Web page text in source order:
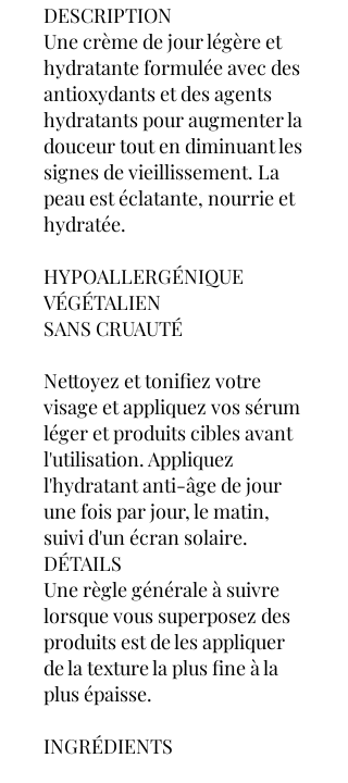
DESCRIPTION
Une crème de jour légère et
hydratante formulée avec des
antioxydants et des agents
hydratants pour augmenter la
douceur tout en diminuant les
signes de vieillissement. La
peau est éclatante, nourrie et
hydratée.
HYPOALLERGÉNIQUE
VÉGÉTALIEN
SANS CRUAUTÉ
Nettoyez et tonifiez votre
visage et appliquez vos sérum
léger et produits cibles avant
l'utilisation. Appliquez
l'hydratant anti-âge de jour
une fois par jour, le matin,
suivi d'un écran solaire.
DÉTAILS
Une règle générale à suivre
lorsque vous superposez des
produits est de les appliquer
de la texture la plus fine à la
plus épaisse.
INGRÉDIENTS